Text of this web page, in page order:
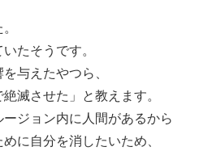
たそうです。
与えたやつら、
滅させた」と教えます。
ジョン内に人間があるから
に自分を消したいため、